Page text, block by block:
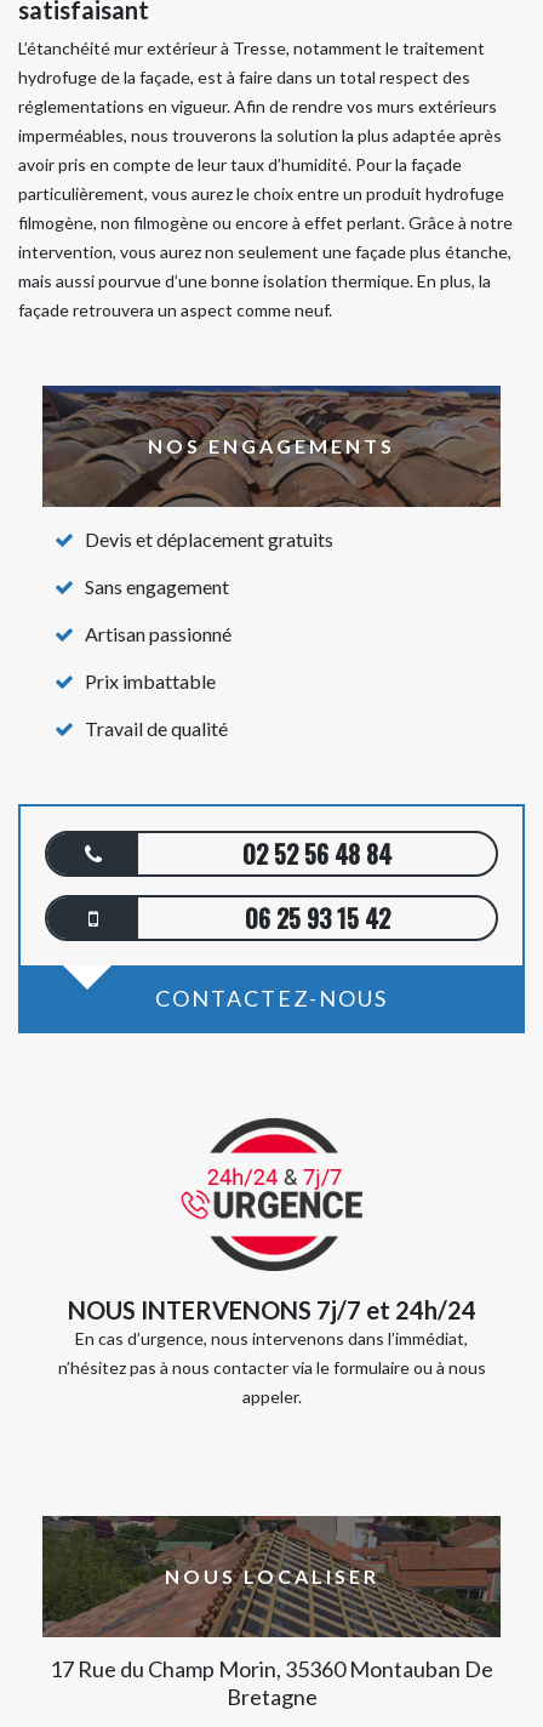
satisfaisant
L’étanchéité mur extérieur à Tresse, notamment le traitement
hydrofuge de la façade, est à faire dans un total respect des
réglementations en vigueur. Afin de rendre vos murs extérieurs
imperméables, nous trouverons la solution la plus adaptée après
avoir pris en compte de leur taux d’humidité. Pour la façade
particulièrement, vous aurez le choix entre un produit hydrofuge
filmogène, non filmogène ou encore à effet perlant. Grâce à notre
intervention, vous aurez non seulement une façade plus étanche,
mais aussi pourvue d’une bonne isolation thermique. En plus, la
façade retrouvera un aspect comme neuf.
NOS ENGAGEMENTS
Devis et déplacement gratuits
Sans engagement
Artisan passionné
Prix imbattable
Travail de qualité
02 52 56 48 84
06 25 93 15 42
CONTACTEZ-NOUS
NOUS INTERVENONS 7j/7 et 24h/24
En cas d’urgence, nous intervenons dans l’immédiat,
n’hésitez pas à nous contacter via le formulaire ou à nous
appeler.
NOUS LOCALISER
17 Rue du Champ Morin, 35360 Montauban De
Bretagne